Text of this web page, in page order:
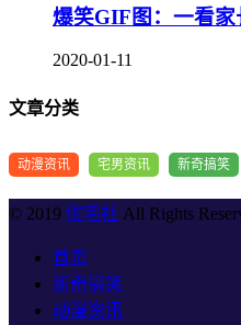
爆笑GIF图：一看
2020-01-11
文章分类
动漫资讯 宅男资讯 新奇搞笑
© 2019 优宅社 All Rights
首页
新奇搞笑
动漫资讯